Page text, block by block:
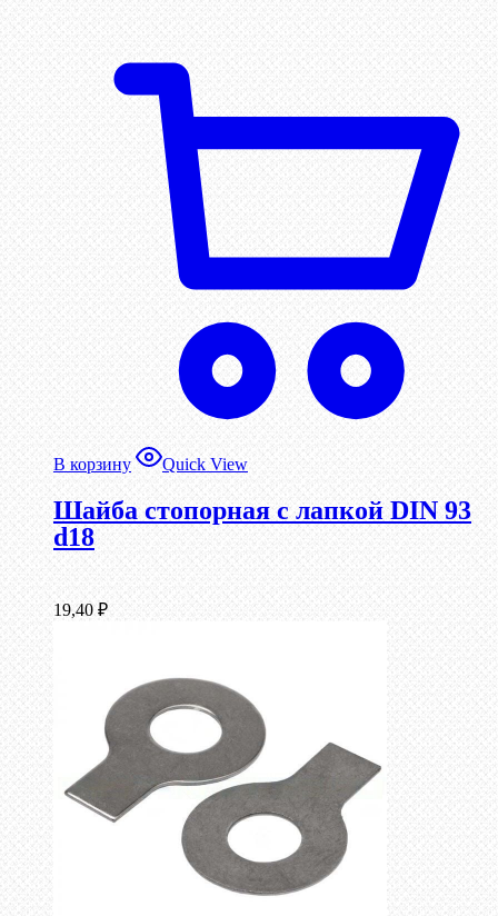
В корзину Quick View
Шайба стопорная с лапкой DIN 93
d18
19,40 ₽